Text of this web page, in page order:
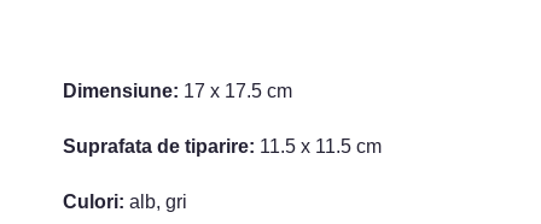
Dimensiune: 17 x 17.5 cm
Suprafata de tiparire: 11.5 x 11.5 cm
Culori: alb, gri